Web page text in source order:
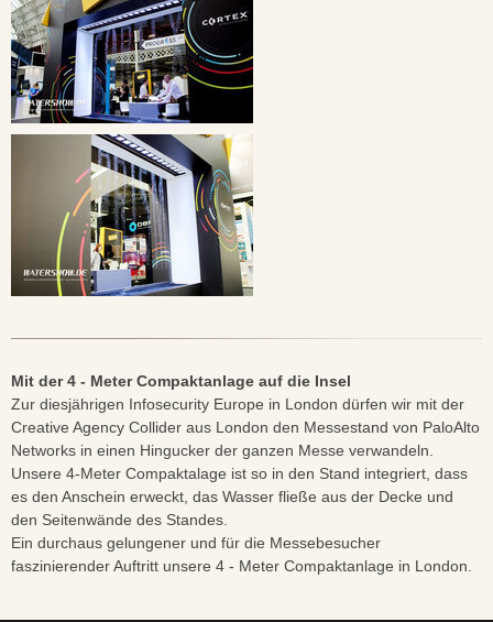
Mit der 4 - Meter Compaktanlage auf die Insel
Zur diesjährigen Infosecurity Europe in London dürfen wir mit der
Creative Agency Collider aus London den Messestand von PaloAlto
Networks in einen Hingucker der ganzen Messe verwandeln.
Unsere 4-Meter Compaktalage ist so in den Stand integriert, dass
es den Anschein erweckt, das Wasser fließe aus der Decke und
den Seitenwände des Standes.
Ein durchaus gelungener und für die Messebesucher
faszinierender Auftritt unsere 4 - Meter Compaktanlage in London.